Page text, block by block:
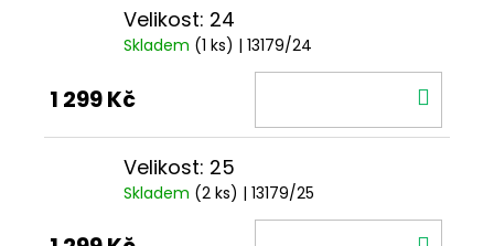
Velikost: 24
Skladem (1 ks) | 13179/24
1 299 Kč
Velikost: 25
Skladem (2 ks) | 13179/25